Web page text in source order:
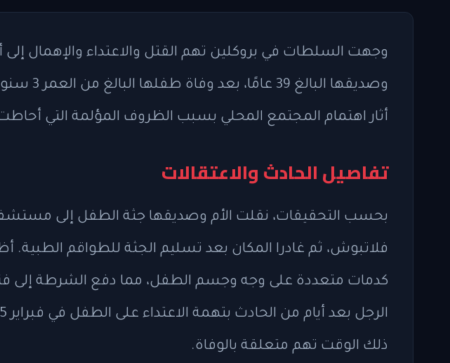
أثار اهتمام المجتمع المحلي بسبب الظروف المؤلمة التي
تفاصيل الحادث والاعتقالات
بحسب التحقيقات، نقلت الأم وصديقها جثة الطفل إلى
فلاتبوش، ثم غادرا المكان بعد تسليم الجثة للطواقم
كدمات متعددة على وجه وجسم الطفل، مما دفع الشرطة إلى
ذلك الوقت تهم متعلقة بالوفاة.